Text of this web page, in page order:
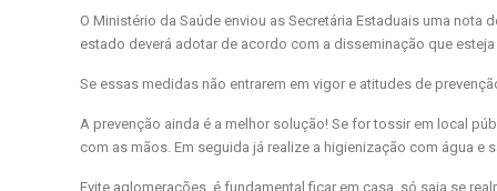
O Ministério da Saúde enviou as Secretária Estaduais uma
estado deverá adotar de acordo com a disseminação que
Se essas medidas não entrarem em vigor e atitudes de
A prevenção ainda é a melhor solução! Se for tossir em local
com as mãos. Em seguida já realize a higienização com água e
Evite aglomerações, é fundamental ficar em casa, só saia se